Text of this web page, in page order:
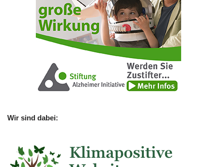
Wir sind dabei: